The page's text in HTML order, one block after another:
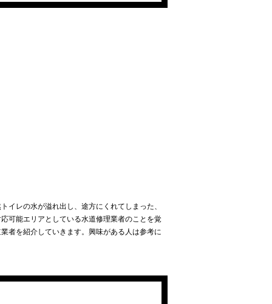
イレの水が溢れ出し、途方にくれてしまった、
可能エリアとしている水道修理業者のことを覚
者を紹介していきます。興味がある人は参考に